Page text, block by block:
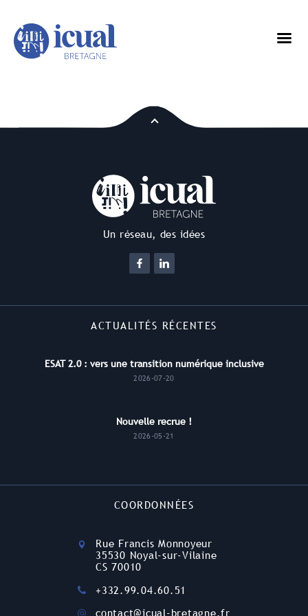
Un réseau, des idées
ACTUALITÉS RÉCENTES
ESAT 2.0 : vers une transition numérique inclusive
2026-07-20
Nouvelle recrue !
2026-05-21
COORDONNÉES
Rue Francis Monnoyeur
35530 Noyal-sur-Vilaine
CS 70010
+332.99.04.60.51
contact@icual-bretagne.fr